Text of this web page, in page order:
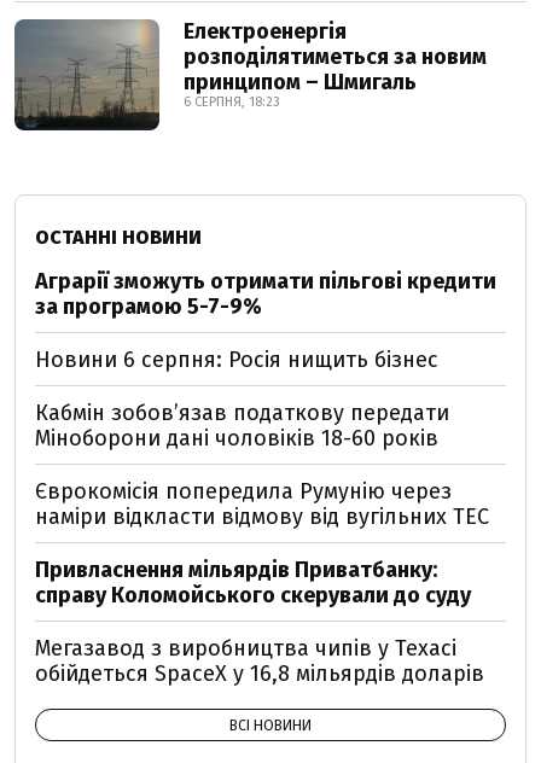
Електроенергія
розподілятиметься за новим
принципом – Шмигаль
6 СЕРПНЯ, 18:23
ОСТАННІ НОВИНИ
Аграрії зможуть отримати пільгові кредити
за програмою 5-7-9%
Новини 6 серпня: Росія нищить бізнес
Кабмін зобовʼязав податкову передати
Міноборони дані чоловіків 18-60 років
Єврокомісія попередила Румунію через
наміри відкласти відмову від вугільних ТЕС
Привласнення мільярдів Приватбанку:
справу Коломойського скерували до суду
Мегазавод з виробництва чипів у Техасі
обійдеться SpaceX у 16,8 мільярдів доларів
ВСІ НОВИНИ